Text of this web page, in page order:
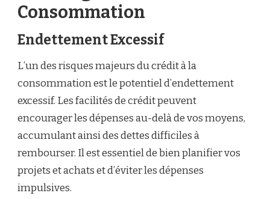
Consommation
Endettement Excessif
L’un des risques majeurs du crédit à la
consommation est le potentiel d’endettement
excessif. Les facilités de crédit peuvent
encourager les dépenses au-delà de vos moyens,
accumulant ainsi des dettes difficiles à
rembourser. Il est essentiel de bien planifier vos
projets et achats et d’éviter les dépenses
impulsives.